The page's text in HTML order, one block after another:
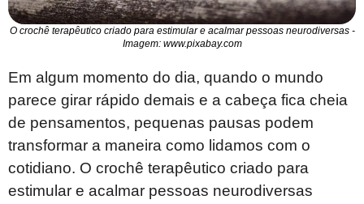
O crochê terapêutico criado para estimular e acalmar pessoas neurodiversas -
Imagem: www.pixabay.com
Em algum momento do dia, quando o mundo
parece girar rápido demais e a cabeça fica cheia
de pensamentos, pequenas pausas podem
transformar a maneira como lidamos com o
cotidiano. O crochê terapêutico criado para
estimular e acalmar pessoas neurodiversas